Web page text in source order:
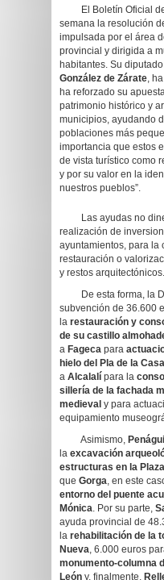
El Boletín Oficial de
semana la resolución
impulsada por el área
provincial y dirigida a
habitantes. Su
González de Zárate,
ha reforzado su
patrimonio histórico y
municipios, ayudando
poblaciones más
importancia que estos
de vista turístico como
y por su valor en la
nuestros pueblos”.
Las ayudas no
realización de
ayuntamientos, para la
restauración o
y restos arquitectónicos.
De esta forma, la
subvención de 36.600
la restauración y
de su castillo
a Fageca para
hielo del Pla de la Casa
a Alcalalí para la
sillería de la fachada
medieval y para
equipamiento
Asimismo,
la excavación
estructuras en la
que Gorga, en este
entorno del puente
Mónica. Por su parte,
ayuda provincial de
la rehabilitación de la
Nueva, 6.000 euros
monumento-columna
León y, finalmente,